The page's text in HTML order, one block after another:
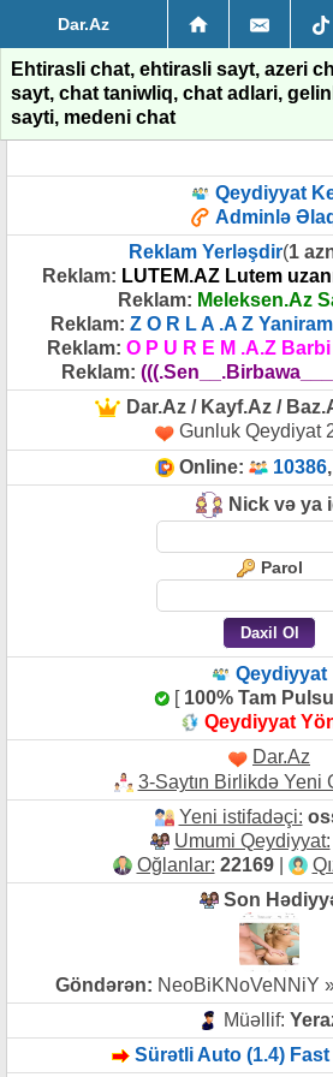
Dar.Az
Ehtirasli chat, ehtirasli sayt, azeri
sayt, chat taniwliq, chat adlari,
sayti, medeni chat
Qeydiyyat
Adminlə
Reklam Yerləşdir(1
Reklam: LUTEM.AZ Lutem
Reklam: Meleksen.Az
Reklam: Z O R L A .A Z
Reklam: O P U R E M .A.Z
Reklam:
Dar.Az / Kayf.Az /
Gunluk Qeydiyat
Online:
10386
Nick və ya
Parol
Qeydiyyat
[ 100% Tam
Qeydiyyat
Dar.Az
3-Saytın Birlikdə Yeni
Yeni istifadəçi:
Umumi Qeydiyyat:
Oğlanlar: 22169|
Son
Göndərən: NeoBiKNoVeNNiY
Müəllif:
Sürətli Auto (1.4)